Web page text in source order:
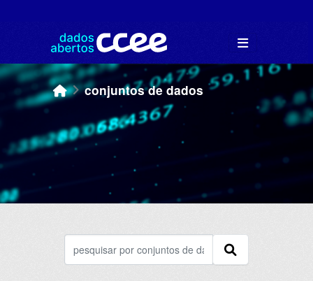
conjuntos de dados